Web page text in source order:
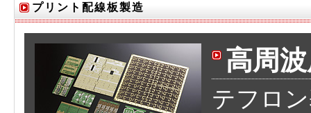
プリント配線板製造
高周
テフロ